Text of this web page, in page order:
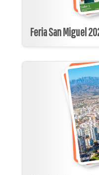
Feria San Miguel